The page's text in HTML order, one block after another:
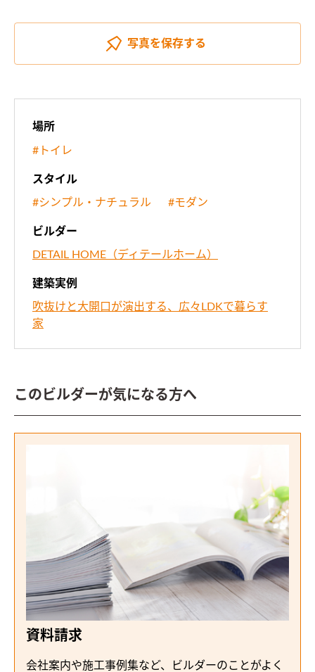
写真を保存する
場所
#トイレ
スタイル
#シンプル・ナチュラル #モダン
ビルダー
DETAIL HOME（ディテールホーム）
建築実例
吹抜けと大開口が演出する、広々LDKで暮らす
家
このビルダーが気になる方へ
資料請求
会社案内や施工事例集など、ビルダーのことがよく